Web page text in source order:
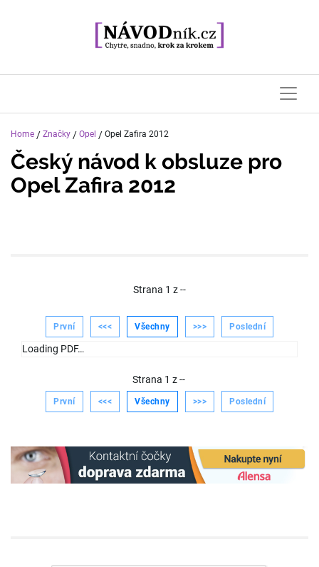
Home / Značky / Opel / Opel Zafira 2012
Český návod k obsluze pro
Opel Zafira 2012
Strana 1 z--
První <<< Všechny >>> Poslední
Loading PDF…
Strana 1 z--
První <<< Všechny >>> Poslední